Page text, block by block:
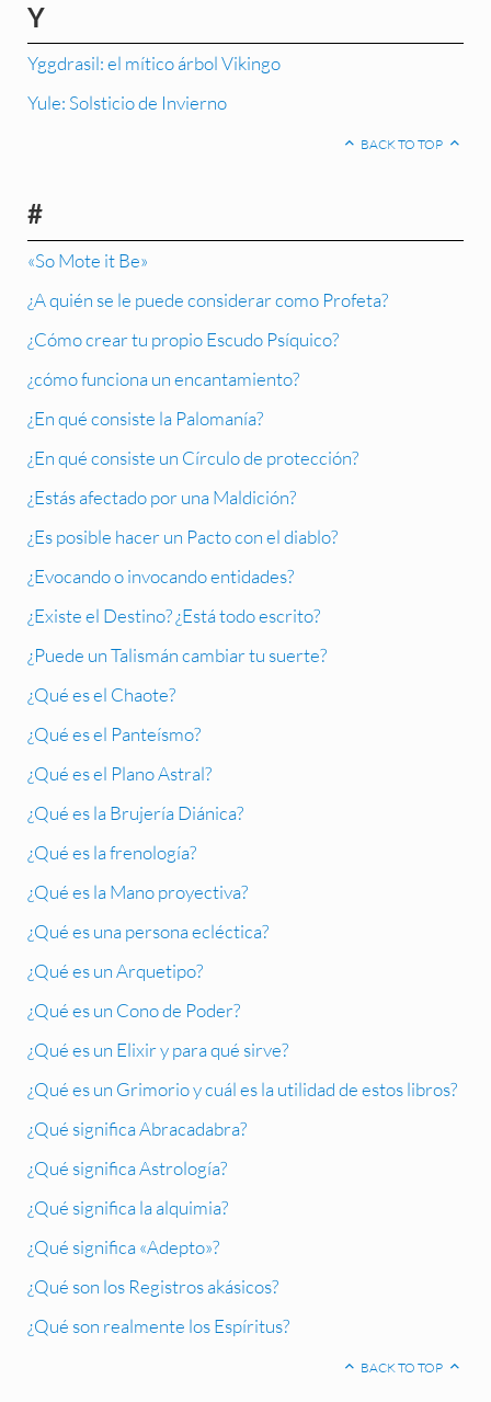
Y
Yggdrasil: el mítico árbol Vikingo
Yule: Solsticio de Invierno
BACK TO TOP
#
«So Mote it Be»
¿A quién se le puede considerar como Profeta?
¿Cómo crear tu propio Escudo Psíquico?
¿cómo funciona un encantamiento?
¿En qué consiste la Palomanía?
¿En qué consiste un Círculo de protección?
¿Estás afectado por una Maldición?
¿Es posible hacer un Pacto con el diablo?
¿Evocando o invocando entidades?
¿Existe el Destino? ¿Está todo escrito?
¿Puede un Talismán cambiar tu suerte?
¿Qué es el Chaote?
¿Qué es el Panteísmo?
¿Qué es el Plano Astral?
¿Qué es la Brujería Diánica?
¿Qué es la frenología?
¿Qué es la Mano proyectiva?
¿Qué es una persona ecléctica?
¿Qué es un Arquetipo?
¿Qué es un Cono de Poder?
¿Qué es un Elixir y para qué sirve?
¿Qué es un Grimorio y cuál es la utilidad de estos libros?
¿Qué significa Abracadabra?
¿Qué significa Astrología?
¿Qué significa la alquimia?
¿Qué significa «Adepto»?
¿Qué son los Registros akásicos?
¿Qué son realmente los Espíritus?
BACK TO TOP